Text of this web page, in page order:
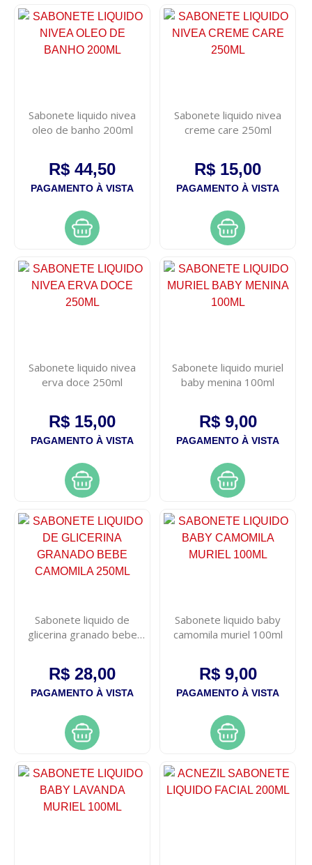
Sabonete liquido nivea
oleo de banho 200ml
R$ 44,50
PAGAMENTO À VISTA
Sabonete liquido nivea
creme care 250ml
R$ 15,00
PAGAMENTO À VISTA
Sabonete liquido nivea
erva doce 250ml
R$ 15,00
PAGAMENTO À VISTA
Sabonete liquido muriel
baby menina 100ml
R$ 9,00
PAGAMENTO À VISTA
Sabonete liquido de
glicerina granado bebe
R$ 28,00
PAGAMENTO À VISTA
Sabonete liquido baby
camomila muriel 100ml
R$ 9,00
PAGAMENTO À VISTA